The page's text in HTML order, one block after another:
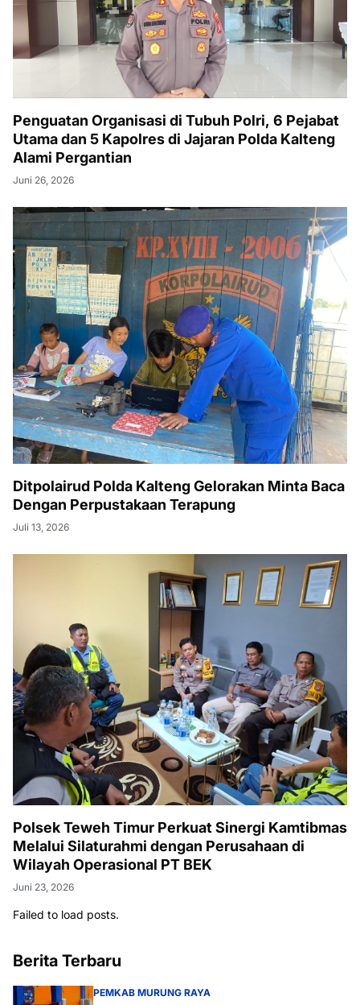
Penguatan Organisasi di Tubuh Polri, 6 Pejabat
Utama dan 5 Kapolres di Jajaran Polda Kalteng
Alami Pergantian
Juni 26, 2026
Ditpolairud Polda Kalteng Gelorakan Minta Baca
Dengan Perpustakaan Terapung
Juli 13, 2026
Polsek Teweh Timur Perkuat Sinergi Kamtibmas
Melalui Silaturahmi dengan Perusahaan di
Wilayah Operasional PT BEK
Juni 23, 2026
Failed to load posts.
Berita Terbaru
PEMKAB MURUNG RAYA